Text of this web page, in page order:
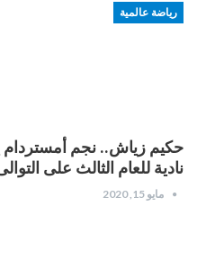
رياضة عالمية
حكيم زياش.. نجم
نادية للعام الثالث على
مايو 15, 2020